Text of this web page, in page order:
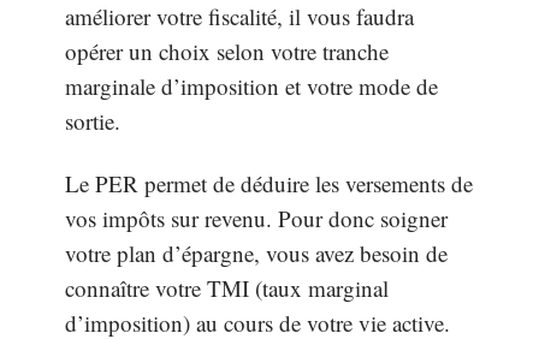
améliorer votre fiscalité, il vous faudra
opérer un choix selon votre tranche
marginale d’imposition et votre mode de
sortie.
Le PER permet de déduire les versements de
vos impôts sur revenu. Pour donc soigner
votre plan d’épargne, vous avez besoin de
connaître votre TMI (taux marginal
d’imposition) au cours de votre vie active.